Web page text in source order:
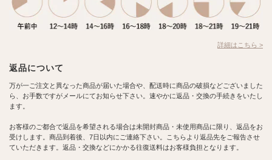
詳細はこちら >
返品について
万が一ご注文と異なった商品が届いた場合や、配送時に商品の破損などございました
ら、お手数ですがメールにてお知らせ下さい。速やかに返品・交換の手続きをいたし
ます。
お客様のご都合で返品を希望される場合は未開封商品・未使用商品に限り、返品をお
受けします。商品到着後、7日以内にご連絡下さい。こちらより返品先をご報告させ
ていただきます。返品・交換などにかかる往復送料はお客様負担となります。